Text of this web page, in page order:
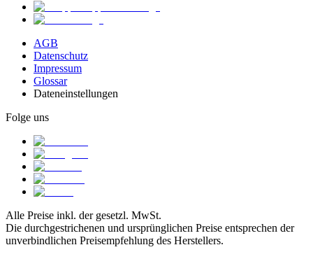
AGB
Datenschutz
Impressum
Glossar
Dateneinstellungen
Folge uns
Alle Preise inkl. der gesetzl. MwSt.
Die durchgestrichenen und ursprünglichen Preise entsprechen der
unverbindlichen Preisempfehlung des Herstellers.